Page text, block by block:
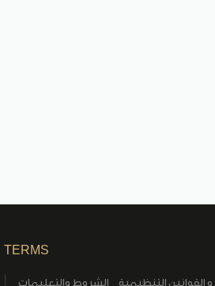
TERMS
الشروط والتعليمات و القوانين التنظيمية